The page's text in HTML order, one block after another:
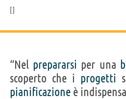
“Nel prepararsi per una
scoperto che i progetti
pianificazione è